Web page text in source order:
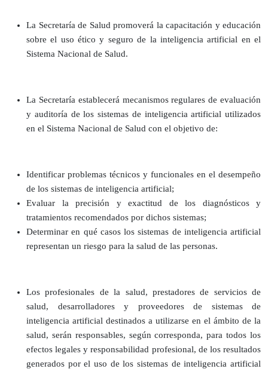
La Secretaría de Salud promoverá la capacitación y educación
sobre el uso ético y seguro de la inteligencia artificial en el
Sistema Nacional de Salud.
La Secretaría establecerá mecanismos regulares de evaluación
y auditoría de los sistemas de inteligencia artificial utilizados
en el Sistema Nacional de Salud con el objetivo de:
Identificar problemas técnicos y funcionales en el desempeño
de los sistemas de inteligencia artificial;
Evaluar la precisión y exactitud de los diagnósticos y
tratamientos recomendados por dichos sistemas;
Determinar en qué casos los sistemas de inteligencia artificial
representan un riesgo para la salud de las personas.
Los profesionales de la salud, prestadores de servicios de
salud, desarrolladores y proveedores de sistemas de
inteligencia artificial destinados a utilizarse en el ámbito de la
salud, serán responsables, según corresponda, para todos los
efectos legales y responsabilidad profesional, de los resultados
generados por el uso de los sistemas de inteligencia artificial